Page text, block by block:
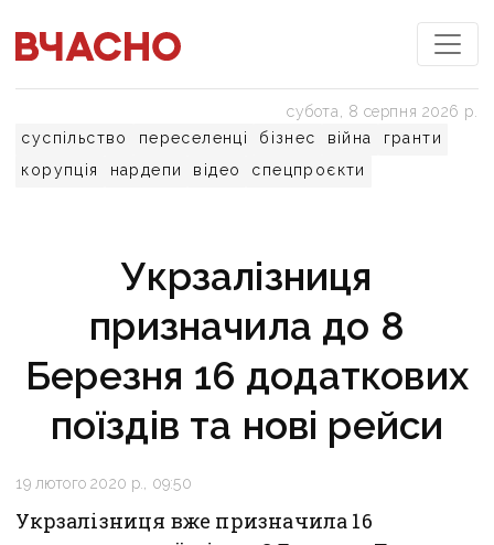
суспільство переселенці бізнес війна
гранти
корупція
нардепи відео спецпроєкти
субота, 8 серпня 2026 р.
Укрзалізниця
призначила до 8
Березня 16 додаткових
поїздів та нові рейси
19 лютого 2020 р., 09:50
Укрзалізниця вже призначила 16